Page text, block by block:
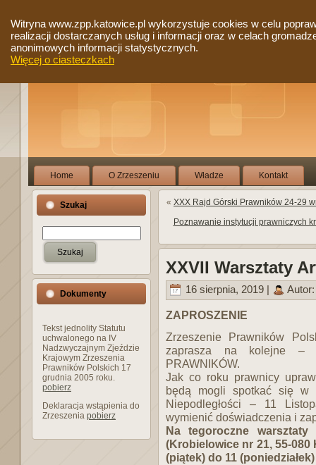
Home O Zrzeszeniu Władze Kontakt
Szukaj
Dokumenty
Tekst jednolity Statutu
uchwalonego na IV
Nadzwyczajnym Zjeździe
Krajowym Zrzeszenia
Prawników Polskich 17
grudnia 2005 roku.
pobierz
Deklaracja wstąpienia do
Zrzeszenia pobierz
« XXX Rajd Górski Prawników 24-29
Poznawanie instytucji prawniczych
XXVII Warsztaty
16 sierpnia, 2019 |
ZAPROSZENIE
Zrzeszenie Prawników
zaprasza na kolejne –
PRAWNIKÓW.
Jak co roku prawnicy
będą mogli spotkać się w
Niepodległości – 11
wymienić doświadczenia i
Na tegoroczne warsztaty
(Krobielowice nr 21, 55-080
(piątek) do 11
Witryna www.zpp.katowice.pl wykorzystuje cookies w celu
realizacji dostarczanych usług i informacji oraz w celach
anonimowych informacji statystycznych.
Więcej o ciasteczkach